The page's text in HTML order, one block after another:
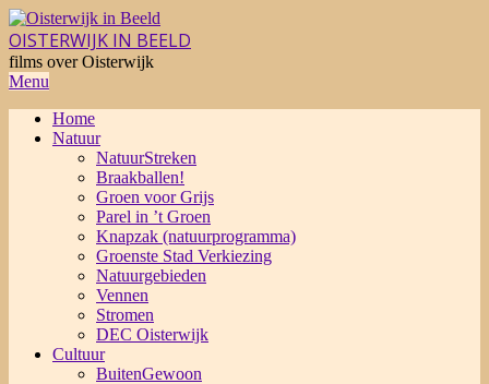
Skip
to
content
OISTERWIJK IN BEELD
films over Oisterwijk
Primary
Menu
Menu
Home
Natuur
NatuurStreken
Braakballen!
Groen voor Grijs
Parel in ’t Groen
Knapzak (natuurprogramma)
Groenste Stad Verkiezing
Natuurgebieden
Vennen
Stromen
DEC Oisterwijk
Cultuur
BuitenGewoon